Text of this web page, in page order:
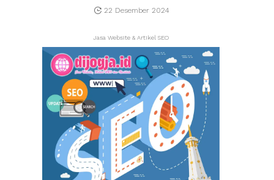
22 Desember 2024
Jasa Website & Artikel SEO